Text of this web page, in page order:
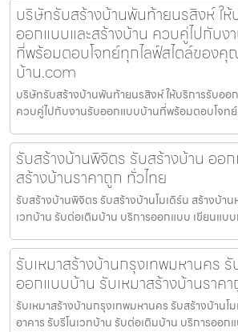
บริษัทรับสร้างบ้านพันท้ายนรสิงห์ ให้
ออกแบบและสร้างบ้าน ควบคู่ไปกับ
ที่พร้อมตอบโจทย์ทุกไลฟ์สไตล์ของคุ
บ้าน.com
บริษัทรับสร้างบ้านพันท้ายนรสิงห์ ให้บริการรับออ
ควบคู่ไปกับงานรับออกแบบบ้านที่พร้อมตอบโจทย์
รับสร้างบ้านพิจิตร รับสร้างบ้าน ออ
สร้างบ้านราคาถูก ทั่วไทย
รับสร้างบ้านพิจิตร รับสร้างบ้านโมเดิร์น สร้างบ้าน
เวทบ้าน รับต่อเติมบ้าน บริการออกแบบ เขียนแบ
รับเหมาสร้างบ้านกรุงเทพมหานคร
ออกแบบบ้าน รับเหมาสร้างบ้านราค
รับเหมาสร้างบ้านกรุงเทพมหานคร รับสร้างบ้านโ
อาคาร รับรีโนเวทบ้าน รับต่อเติมบ้าน บริการออก